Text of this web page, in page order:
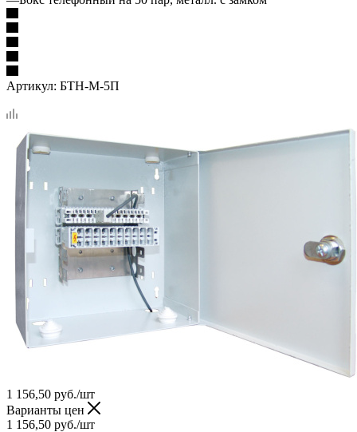
Артикул: БТН-М-5П
1 156,50 руб./шт
Варианты цен
1 156,50 руб./шт